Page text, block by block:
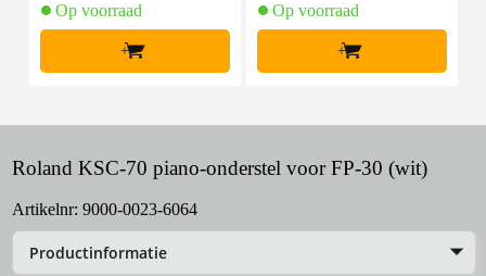
Op voorraad
+
Op voorraad
+
Roland KSC-70 piano-onderstel voor FP-30 (wit)
Artikelnr: 9000-0023-6064
Productinformatie